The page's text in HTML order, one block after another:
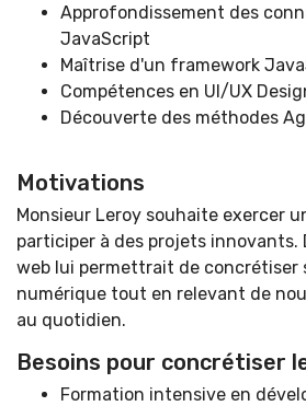
Approfondissement des
JavaScript
Maîtrise d'un framework
Compétences en UI/UX
Découverte des méthodes
Motivations
Monsieur Leroy souhaite exercer
participer à des projets innovants.
web lui permettrait de concrétiser
numérique tout en relevant de
au quotidien.
Besoins pour concrétiser
Formation intensive en